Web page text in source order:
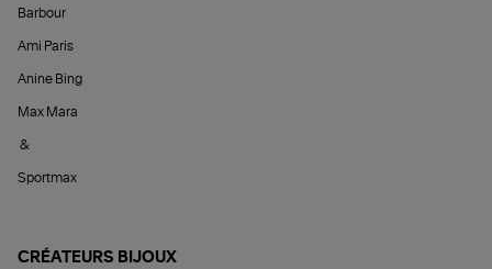
Barbour
Ami Paris
Anine Bing
Max Mara
&
Sportmax
CRÉATEURS BIJOUX